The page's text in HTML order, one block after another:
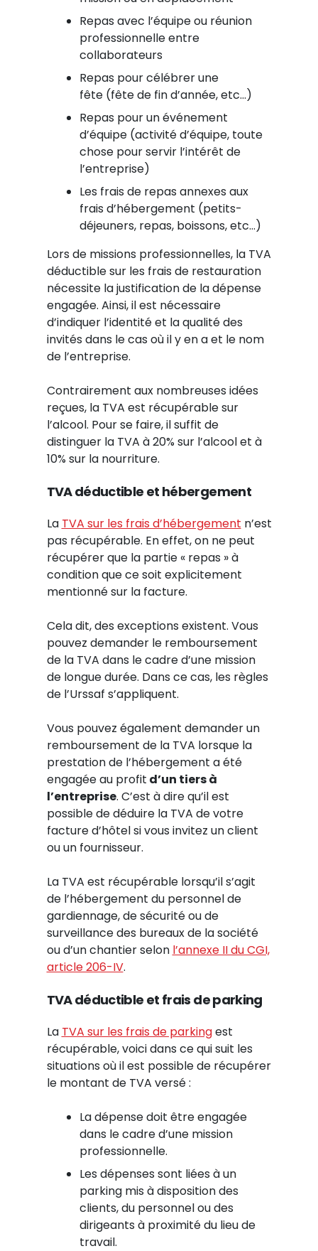
Repas avec l’équipe ou réunion
professionnelle entre
collaborateurs
Repas pour célébrer une
fête (fête de fin d’année, etc…)
Repas pour un événement
d’équipe (activité d’équipe, toute
chose pour servir l’intérêt de
l’entreprise)
Les frais de repas annexes aux
frais d’hébergement (petits-
déjeuners, repas, boissons, etc…)
Lors de missions professionnelles, la TVA
déductible sur les frais de restauration
nécessite la justification de la dépense
engagée. Ainsi, il est nécessaire
d’indiquer l’identité et la qualité des
invités dans le cas où il y en a et le nom
de l’entreprise.
Contrairement aux nombreuses idées
reçues, la TVA est récupérable sur
l’alcool. Pour se faire, il suffit de
distinguer la TVA à 20% sur l’alcool et à
10% sur la nourriture.
TVA déductible et hébergement
La TVA sur les frais d’hébergement n’est
pas récupérable. En effet, on ne peut
récupérer que la partie « repas » à
condition que ce soit explicitement
mentionné sur la facture.
Cela dit, des exceptions existent. Vous
pouvez demander le remboursement
de la TVA dans le cadre d’une mission
de longue durée. Dans ce cas, les règles
de l’Urssaf s’appliquent.
Vous pouvez également demander un
remboursement de la TVA lorsque la
prestation de l’hébergement a été
engagée au profit d’un tiers à
l’entreprise. C’est à dire qu’il est
possible de déduire la TVA de votre
facture d’hôtel si vous invitez un client
ou un fournisseur.
La TVA est récupérable lorsqu’il s’agit
de l’hébergement du personnel de
gardiennage, de sécurité ou de
surveillance des bureaux de la société
ou d’un chantier selon l’annexe II du CGI,
article 206-IV.
TVA déductible et frais de parking
La TVA sur les frais de parkingest
récupérable, voici dans ce qui suit les
situations où il est possible de récupérer
le montant de TVA versé :
La dépense doit être engagée
dans le cadre d’une mission
professionnelle.
Les dépenses sont liées à un
parking mis à disposition des
clients, du personnel ou des
dirigeants à proximité du lieu de
travail.